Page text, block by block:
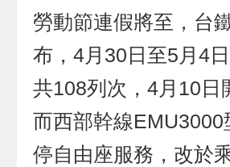
勞動節連假將至，台
布，4月30日至5月4
共108列次，4月10日
而西部幹線EMU3000
停自由座服務，改於